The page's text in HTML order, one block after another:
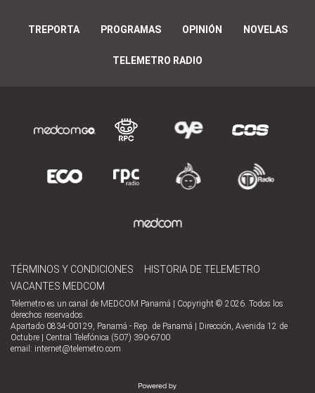
TREPORTA PROGRAMAS OPINIÓN NOVELAS
TELEMETRO RADIO
TÉRMINOS Y CONDICIONES
HISTORIA DE TELEMETRO
VACANTES MEDCOM
Telemetro es un canal de MEDCOM Panamá | Copyright © 2026. Todos los
derechos reservados.
Apartado 0834-00129, Panamá - Rep. de Panamá | Dirección, Avenida 12 de
Octubre | Central Telefónica (507) 390-6700
email: internet@telemetro.com